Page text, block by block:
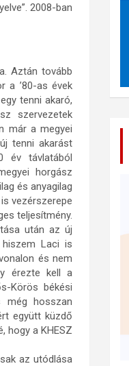
2008-ban
Aztán tovább
a ’80-as évek
tenni akaró,
szervezetek
már a megyei
tenni akarást
év távlatából
horgász
és anyagilag
vezérszerepe
teljesítmény.
után az új
Laci is
és nem
érezte kell a
Körös békési
még hosszan
együtt küzdő
hogy a KHESZ
az utódlása